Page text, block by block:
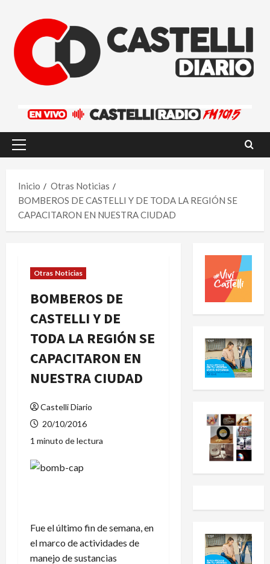
contenido
Menú
Inicio
Otras Noticias
BOMBEROS DE CASTELLI Y DE TODA LA REGIÓN SE
CAPACITARON EN NUESTRA CIUDAD
Otras Noticias
BOMBEROS DE
CASTELLI Y DE
TODA LA REGIÓN SE
CAPACITARON EN
NUESTRA CIUDAD
Castelli Diario
20/10/2016
1 minuto de lectura
Fue el último fin de semana, en
el marco de actividades de
manejo de sustancias